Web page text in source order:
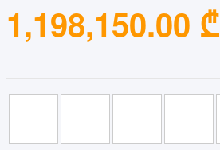
1,198,150.00 ₾